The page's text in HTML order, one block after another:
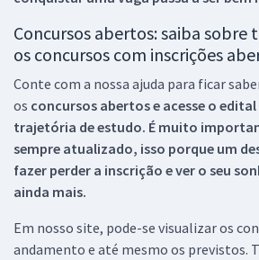
Concursos abertos: saiba sobre
os concursos com inscrições
Conte com a nossa ajuda para ficar
os concursos abertos e acesse o
trajetória de estudo. É muito
sempre atualizado, isso porque um
fazer perder a inscrição e ver o seu
ainda mais.
Em nosso site, pode-se visualizar os
andamento e até mesmo os previstos.